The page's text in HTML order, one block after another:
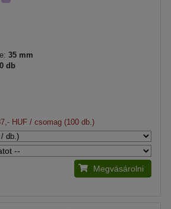
35 mm
db
HUF / csomag (100 db.)
Megvásárolni